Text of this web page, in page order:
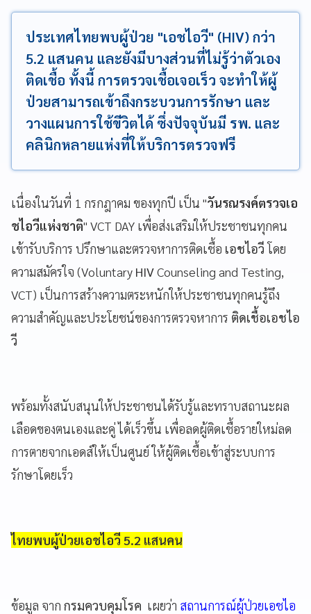
ประเทศไทยพบผู้ป่วย "เอชไอวี" (HIV) กว่า
5.2 แสนคน และยังมีบางส่วนที่ไม่รู้ว่าตัวเอง
ติดเชื้อ ทั้งนี้ การตรวจเชื้อเจอเร็ว จะทำให้ผู้
ป่วยสามารถเข้าถึงกระบวนการรักษา และ
วางแผนการใช้ขีวิตได้ ซึ่งปัจจุบันมี รพ. และ
คลินิกหลายแห่งที่ให้บริการตรวจฟรี
เนื่องในวันที่ 1 กรกฎาคม ของทุกปี เป็น "วันรณรงค์ตรวจเอ
ชไอวีแห่งชาติ" VCT DAY เพื่อส่งเสริมให้ประชาชนทุกคน
เข้ารับบริการ ปรึกษาและตรวจหาการติดเชื้อ เอชไอวีโดย
ความสมัครใจ (Voluntary HIVCounseling and Testing,
VCT) เป็นการสร้างความตระหนักให้ประชาชนทุกคนรู้ถึง
ความสำคัญและประโยชน์ของการตรวจหาการ ติดเชื้อเอชไอ
วี
พร้อมทั้งสนับสนุนให้ประชาชนได้รับรู้และทราบสถานะผล
เลือดของตนเองและคู่ ได้เร็วขึ้น เพื่อลดผู้ติดเชื้อรายใหม่ลด
การตายจากเอดส์ให้เป็นศูนย์ ให้ผู้ติดเชื้อเข้าสู่ระบบการ
รักษาโดยเร็ว
ไทยพบผู้ป่วยเอชไอวี 5.2 แสนคน
ข้อมูล จาก กรมควบคุมโรค เผยว่า สถานการณ์ผู้ป่วยเอชไอ